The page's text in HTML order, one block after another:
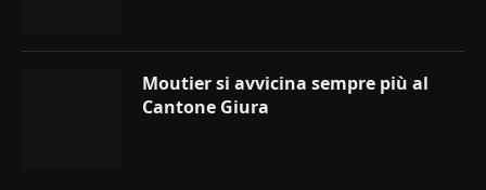
Moutier si avvicina sempre più al
Cantone Giura